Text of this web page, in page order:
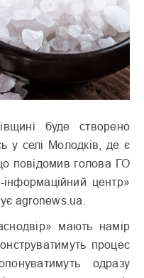
буде створено
у селі Молодків, де є
повідомив голова ГО
інформаційний центр»
agronews.ua.
мають намір
процес
одразу